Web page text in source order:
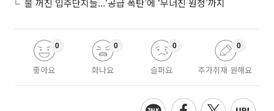
불 꺼진 입주단지들...‘공급 폭탄’에 ‘무너진 원청’까지
좋아요
0
화나요
0
슬퍼요
0
추가취재 원해요
0